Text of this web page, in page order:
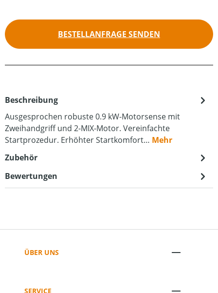
BESTELLANFRAGE SENDEN
Beschreibung
Ausgesprochen robuste 0.9 kW-Motorsense mit
Zweihandgriff und 2-MIX-Motor. Vereinfachte
Startprozedur. Erhöhter Startkomfort… Mehr
Zubehör
Bewertungen
ÜBER UNS
SERVICE